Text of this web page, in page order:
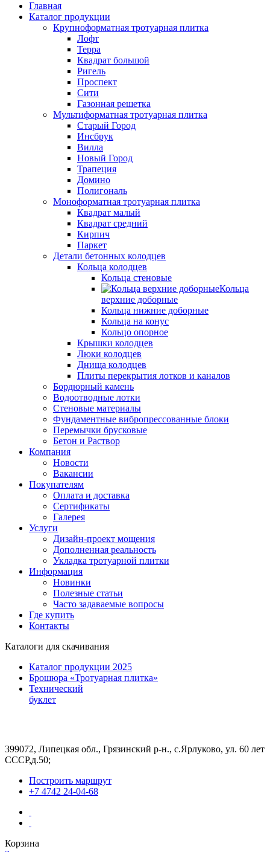
Главная
Каталог продукции
Крупноформатная тротуарная плитка
Лофт
Терра
Квадрат большой
Ригель
Проспект
Сити
Газонная решетка
Мультиформатная тротуарная плитка
Старый Город
Инсбрук
Вилла
Новый Город
Трапеция
Домино
Полигональ
Моноформатная тротуарная плитка
Квадрат малый
Квадрат средний
Кирпич
Паркет
Детали бетонных колодцев
Кольца колодцев
Кольца стеновые
Кольца
верхние доборные
Кольца нижние доборные
Кольца на конус
Кольцо опорное
Крышки колодцев
Люки колодцев
Днища колодцев
Плиты перекрытия лотков и каналов
Бордюрный камень
Водоотводные лотки
Стеновые материалы
Фундаментные вибропрессованные блоки
Перемычки брусковые
Бетон и Раствор
Компания
Новости
Вакансии
Покупателям
Оплата и доставка
Сертификаты
Галерея
Услуги
Дизайн-проект мощения
Дополненная реальность
Укладка тротуарной плитки
Информация
Новинки
Полезные статьи
Часто задаваемые вопросы
Где купить
Контакты
Каталоги для скачивания
Каталог продукции 2025
Брошюра «Тротуарная плитка»
Технический
буклет
399072, Липецкая обл., Грязинский р-н., с.Ярлуково, ул. 60 лет
СССР,д.50;
Построить маршрут
+7 4742 24-04-68
Корзина